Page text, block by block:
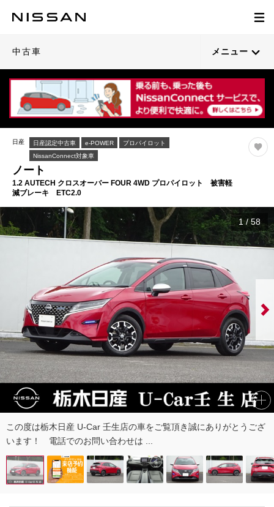
中古車 メニュー
日産 日産認定中古車 e-POWER
プロパイロット
NissanConnect対象車
ノート
1.2 AUTECH クロスオーバー FOUR 4WD プロパイロット 被害軽
減ブレーキ ETC2.0
1/ 58
この度は栃木日産 U-Car 壬生店の車をご覧頂き誠にありがとうござ
います！ 電話でのお問い合わせは ...